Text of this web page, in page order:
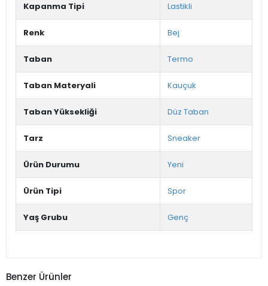
Kapanma Tipi Lastikli
Renk Bej
Taban Termo
Taban Materyali Kauçuk
Taban Yüksekliği Düz Taban
Tarz Sneaker
Ürün Durumu Yeni
Ürün Tipi Spor
Yaş Grubu Genç
Benzer Ürünler